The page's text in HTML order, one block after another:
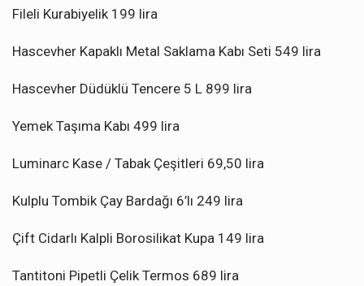
Fileli Kurabiyelik 199 lira
Hascevher Kapaklı Metal Saklama Kabı Seti 549 lira
Hascevher Düdüklü Tencere 5 L 899 lira
Yemek Taşıma Kabı 499 lira
Luminarc Kase / Tabak Çeşitleri 69,50 lira
Kulplu Tombik Çay Bardağı 6’lı 249 lira
Çift Cidarlı Kalpli Borosilikat Kupa 149 lira
Tantitoni Pipetli Çelik Termos 689 lira